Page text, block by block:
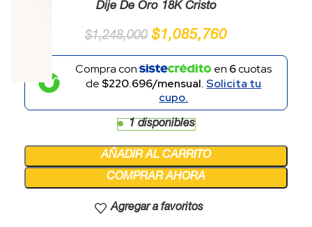
Dije De Oro 18K Cristo
$1,248,000 $1,085,760
Compra con en 6cuotas
de $220.696/mensual.Solicita tu
cupo.
1 disponibles
AÑADIR AL CARRITO
COMPRAR AHORA
Agregar a favoritos